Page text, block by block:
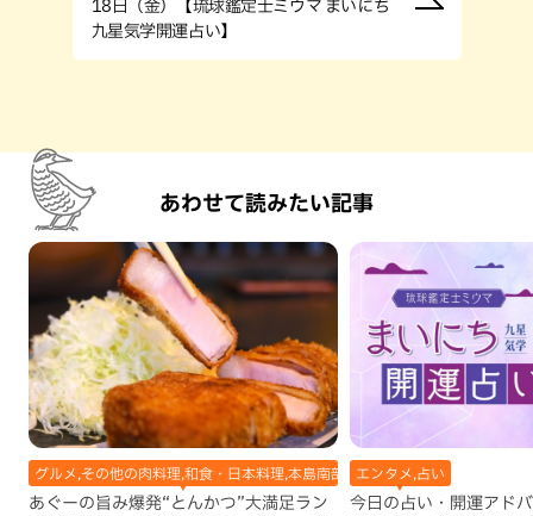
18日（金）【琉球鑑定士ミウマ まいにち
九星気学開運占い】
あわせて読みたい記事
グルメ,その他の肉料理,和食・日本料理,本島南部,那覇市
あぐーの旨み爆発“とんかつ”大満足ラン
エンタメ,占い
今日の占い・開運アド